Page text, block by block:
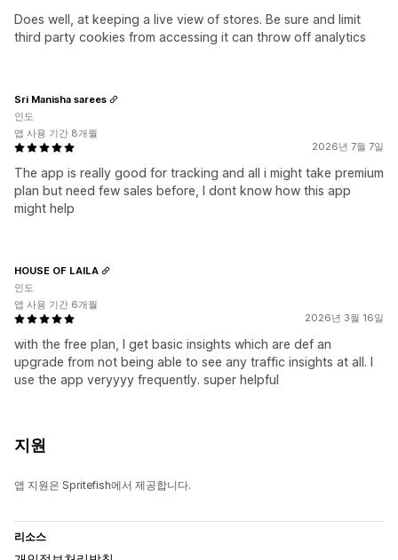
Does well, at keeping a live view of stores. Be sure and limit
third party cookies from accessing it can throw off analytics
2026년 7월 7일
The app is really good for tracking and all i might take premium
plan but need few sales before, I dont know how this app
might help
Sri Manisha sarees
인도
앱 사용 기간 8개월
2026년 3월 16일
with the free plan, I get basic insights which are def an
upgrade from not being able to see any traffic insights at all. I
use the app veryyyy frequently. super helpful
HOUSE OF LAILA
인도
앱 사용 기간 6개월
지원
앱 지원은 Spritefish에서 제공합니다.
리소스